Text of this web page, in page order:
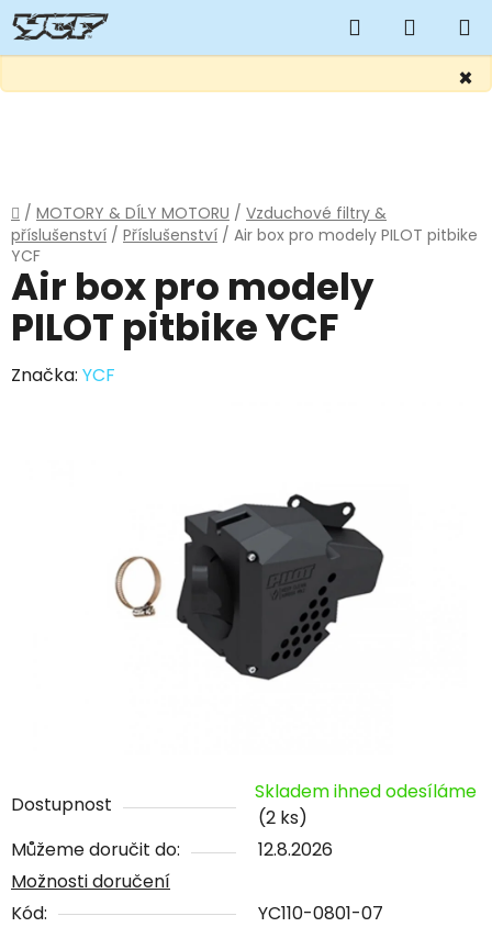
×
Hledat
KOŠÍK
Domů
/ MOTORY & DÍLY MOTORU / Vzduchové filtry &
příslušenství / Příslušenství / Air box pro modely PILOT pitbike
YCF
Dostupnost
Skladem ihned odesíláme
(2 ks)
Můžeme doručit do:
12.8.2026
Možnosti doručení
Kód:
YC110-0801-07
Air box pro modely
PILOT pitbike YCF
Značka: YCF